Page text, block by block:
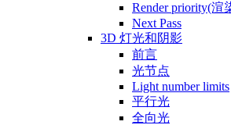
Render priority(渲
Next Pass
3D 灯光和阴影
前言
光节点
Light number limits
平行光
全向光